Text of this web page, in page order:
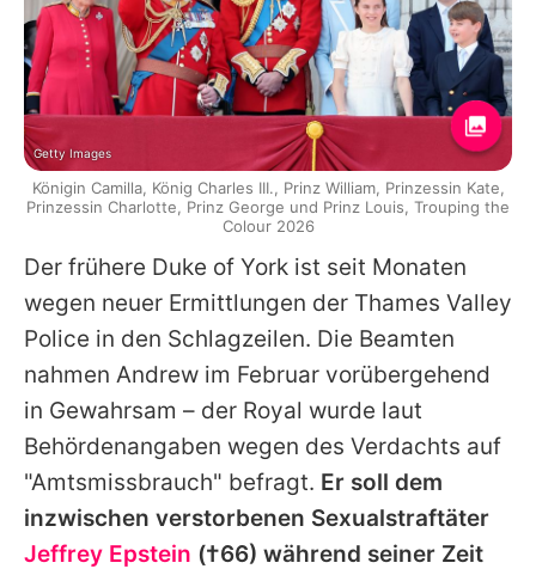
Der frühere Duke of York ist seit Monaten
wegen neuer Ermittlungen der Thames Valley
Police in den Schlagzeilen. Die Beamten
nahmen Andrew im Februar vorübergehend
in Gewahrsam – der Royal wurde laut
Behördenangaben wegen des Verdachts auf
"Amtsmissbrauch" befragt. Er soll dem
inzwischen verstorbenen Sexualstraftäter
Jeffrey Epstein (†66) während seiner Zeit
Getty Images
Königin Camilla, König Charles III., Prinz William, Prinzessin Kate,
Prinzessin Charlotte, Prinz George und Prinz Louis, Trouping the
Colour 2026